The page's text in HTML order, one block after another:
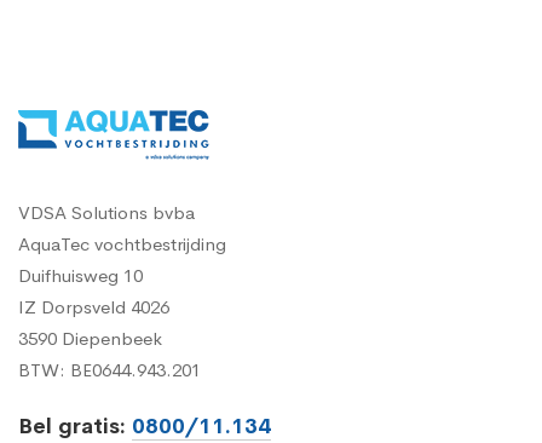
VDSA Solutions bvba
AquaTec vochtbestrijding
Duifhuisweg 10
IZ Dorpsveld 4026
3590 Diepenbeek
BTW: BE0644.943.201
Bel gratis: 0800/11.134